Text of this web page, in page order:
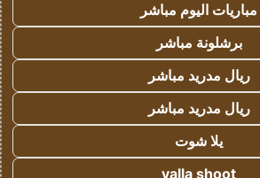
مباريات اليوم مباشر
برشلونة مباشر
ريال مدريد مباشر
ريال مدريد مباشر
يلا شوت
yalla shoot